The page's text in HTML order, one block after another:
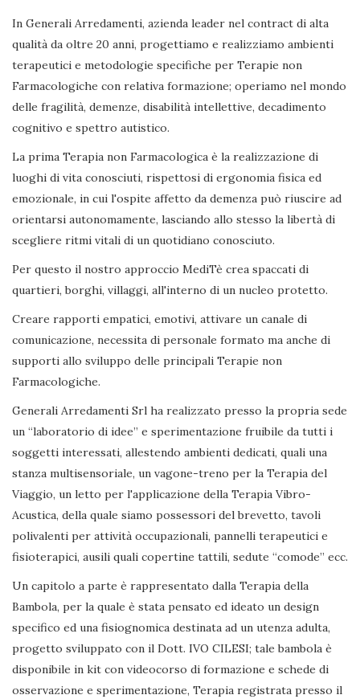
In Generali Arredamenti, azienda leader nel contract di alta
qualità da oltre 20 anni, progettiamo e realizziamo ambienti
terapeutici e metodologie specifiche per Terapie non
Farmacologiche con relativa formazione; operiamo nel mondo
delle fragilità, demenze, disabilità intellettive, decadimento
cognitivo e spettro autistico.
La prima Terapia non Farmacologica è la realizzazione di
luoghi di vita conosciuti, rispettosi di ergonomia fisica ed
emozionale, in cui l'ospite affetto da demenza può riuscire ad
orientarsi autonomamente, lasciando allo stesso la libertà di
scegliere ritmi vitali di un quotidiano conosciuto.
Per questo il nostro approccio MediTè crea spaccati di
quartieri, borghi, villaggi, all'interno di un nucleo protetto.
Creare rapporti empatici, emotivi, attivare un canale di
comunicazione, necessita di personale formato ma anche di
supporti allo sviluppo delle principali Terapie non
Farmacologiche.
Generali Arredamenti Srl ha realizzato presso la propria sede
un “laboratorio di idee” e sperimentazione fruibile da tutti i
soggetti interessati, allestendo ambienti dedicati, quali una
stanza multisensoriale, un vagone-treno per la Terapia del
Viaggio, un letto per l'applicazione della Terapia Vibro-
Acustica, della quale siamo possessori del brevetto, tavoli
polivalenti per attività occupazionali, pannelli terapeutici e
fisioterapici, ausili quali copertine tattili, sedute “comode” ecc.
Un capitolo a parte è rappresentato dalla Terapia della
Bambola, per la quale è stata pensato ed ideato un design
specifico ed una fisiognomica destinata ad un utenza adulta,
progetto sviluppato con il Dott. IVO CILESI; tale bambola è
disponibile in kit con videocorso di formazione e schede di
osservazione e sperimentazione, Terapia registrata presso il